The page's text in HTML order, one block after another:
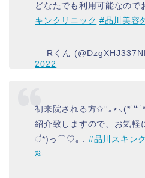
どなたでも利用可能なので
キンクリニック #品川美容
— Rくん
2022
初来院される方✩°｡
紹介致しますので、お気
॑*)っ⌒♡｡． #品川スキン
科